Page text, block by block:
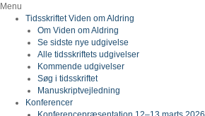
Menu
Tidsskriftet Viden om Aldring
Om Viden om Aldring
Se sidste nye udgivelse
Alle tidsskriftets udgivelser
Kommende udgivelser
Søg i tidsskriftet
Manuskriptvejledning
Konferencer